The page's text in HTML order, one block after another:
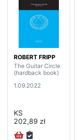
ROBERT FRIPP
The Guitar Circle
(hardback book)
1.09.2022
KS
202,89 zł